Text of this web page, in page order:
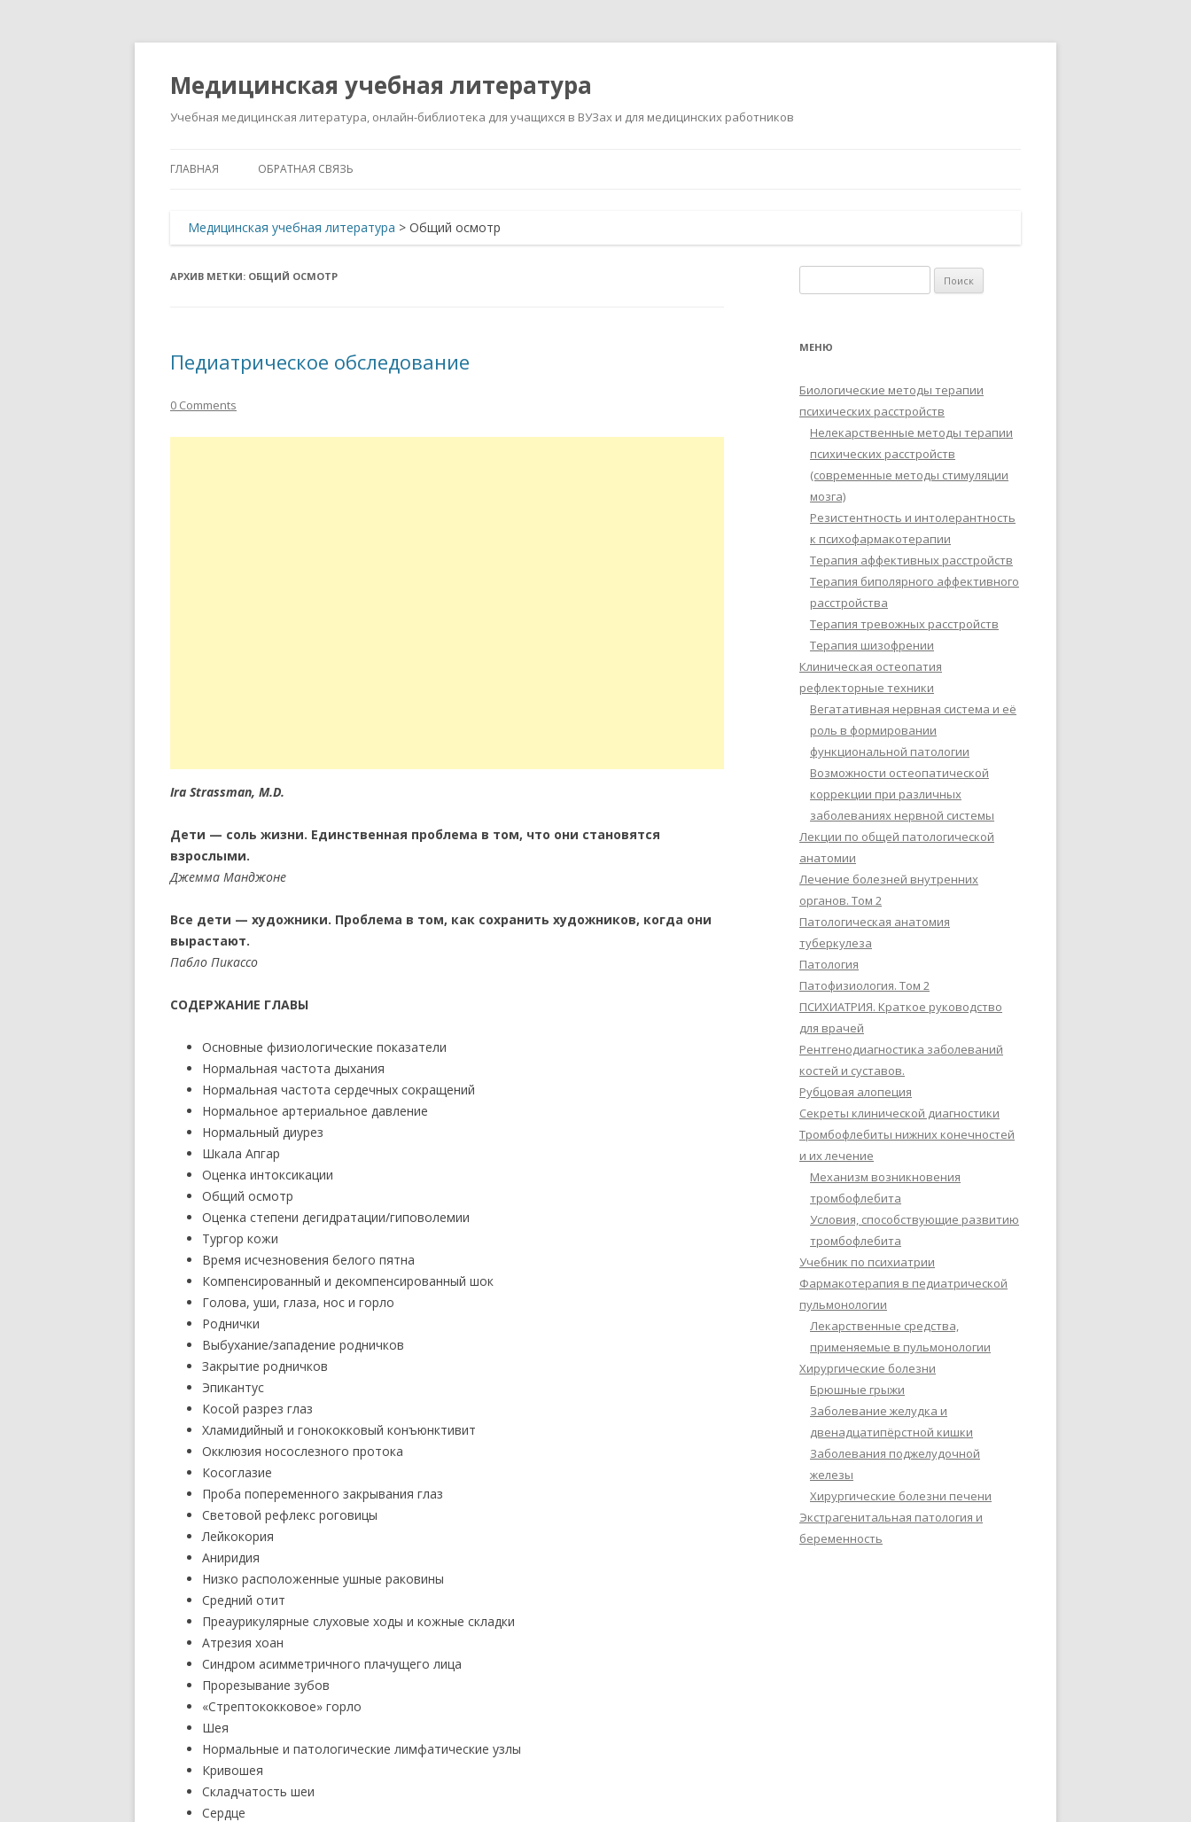
Медицинская учебная литература
Учебная медицинская литература, онлайн-библиотека для учащихся в ВУЗах и для медицинских работников
ГЛАВНАЯ ОБРАТНАЯ СВЯЗЬ
Медицинская учебная литература > Общий осмотр
АРХИВ МЕТКИ: ОБЩИЙ ОСМОТР
Педиатрическое обследование
0 Comments
Ira Strassman, M.D.
Дети — соль жизни. Единственная проблема в том, что они становятся
взрослыми.
Джемма Манджоне
Все дети — художники. Проблема в том, как сохранить художников, когда они
вырастают.
Пабло Пикассо
СОДЕРЖАНИЕ ГЛАВЫ
Основные физиологические показатели
Нормальная частота дыхания
Нормальная частота сердечных сокращений
Нормальное артериальное давление
Нормальный диурез
Шкала Апгар
Оценка интоксикации
Общий осмотр
Оценка степени дегидратации/гиповолемии
Тургор кожи
Время исчезновения белого пятна
Компенсированный и декомпенсированный шок
Голова, уши, глаза, нос и горло
Роднички
Выбухание/западение родничков
Закрытие родничков
Эпикантус
Косой разрез глаз
Хламидийный и гонококковый конъюнктивит
Окклюзия носослезного протока
Косоглазие
Проба попеременного закрывания глаз
Световой рефлекс роговицы
Лейкокория
Аниридия
Низко расположенные ушные раковины
Средний отит
Преаурикулярные слуховые ходы и кожные складки
Атрезия хоан
Синдром асимметричного плачущего лица
Прорезывание зубов
«Стрептококковое» горло
Шея
Нормальные и патологические лимфатические узлы
Кривошея
Складчатость шеи
Сердце
МЕНЮ
Биологические методы терапии
психических расстройств
Нелекарственные методы терапии
психических расстройств
(современные методы стимуляции
мозга)
Резистентность и интолерантность
к психофармакотерапии
Терапия аффективных расстройств
Терапия биполярного аффективного
расстройства
Терапия тревожных расстройств
Терапия шизофрении
Клиническая остеопатия
рефлекторные техники
Вегатативная нервная система и её
роль в формировании
функциональной патологии
Возможности остеопатической
коррекции при различных
заболеваниях нервной системы
Лекции по общей патологической
анатомии
Лечение болезней внутренних
органов. Том 2
Патологическая анатомия
туберкулеза
Патология
Патофизиология. Том 2
ПСИХИАТРИЯ. Краткое руководство
для врачей
Рентгенодиагностика заболеваний
костей и суставов.
Рубцовая алопеция
Секреты клинической диагностики
Тромбофлебиты нижних конечностей
и их лечение
Механизм возникновения
тромбофлебита
Условия, способствующие развитию
тромбофлебита
Учебник по психиатрии
Фармакотерапия в педиатрической
пульмонологии
Лекарственные средства,
применяемые в пульмонологии
Хирургические болезни
Брюшные грыжи
Заболевание желудка и
двенадцатипёрстной кишки
Заболевания поджелудочной
железы
Хирургические болезни печени
Экстрагенитальная патология и
беременность